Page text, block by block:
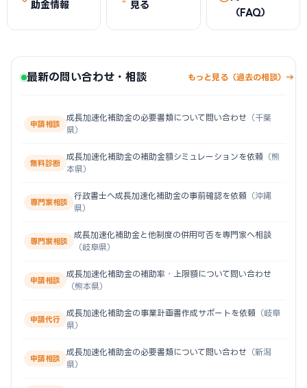
助金情報
見る
（FAQ）
最新の問い合わせ・相談 もっと見る（過去の相談）→
申請相談
成長加速化補助金の必要書類について問い合わせ （千葉
県）
無料診断
成長加速化補助金の補助金額シミュレーションを依頼 （熊
本県）
専門家相談
行政書士へ成長加速化補助金の事前確認を依頼 （沖縄
県）
専門家相談
成長加速化補助金と他制度の併用可否を専門家へ相談
（岐阜県）
申請相談
成長加速化補助金の補助率・上限額について問い合わせ
（熊本県）
申請代行
成長加速化補助金の事業計画書作成サポートを依頼 （岐阜
県）
申請相談
成長加速化補助金の必要書類について問い合わせ （新潟
県）